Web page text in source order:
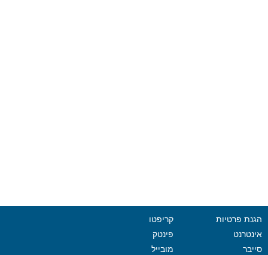
הגנת פרטיות
אינטרנט
סייבר
קריפטו
פינטק
מובייל